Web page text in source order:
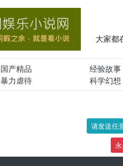
大家都
国产精品 经验故事
暴力虐待 科学幻想
请发送任